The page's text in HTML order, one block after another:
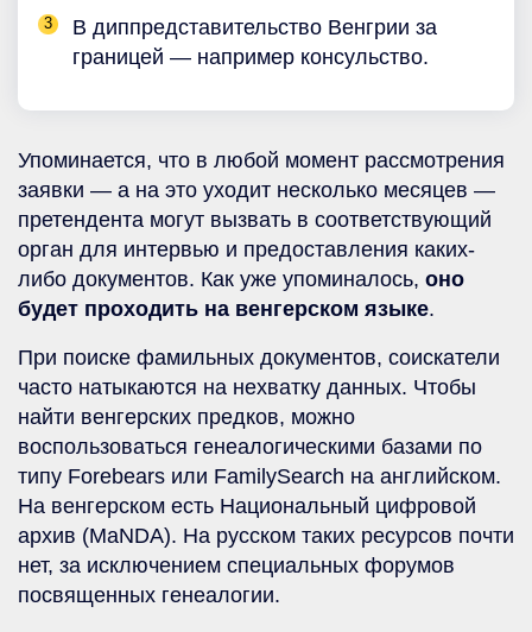
В диппредставительство Венгрии за
границей — например консульство.
Упоминается, что в любой момент рассмотрения
заявки — а на это уходит несколько месяцев —
претендента могут вызвать в соответствующий
орган для интервью и предоставления каких-
либо документов. Как уже упоминалось, оно
будет проходить на венгерском языке.
При поиске фамильных документов, соискатели
часто натыкаются на нехватку данных. Чтобы
найти венгерских предков, можно
воспользоваться генеалогическими базами по
типу Forebears или FamilySearch на английском.
На венгерском есть Национальный цифровой
архив (MaNDA). На русском таких ресурсов почти
нет, за исключением специальных форумов
посвященных генеалогии.